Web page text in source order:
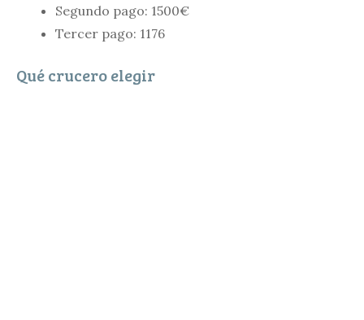
Segundo pago: 1500€
Tercer pago: 1176
Qué crucero elegir